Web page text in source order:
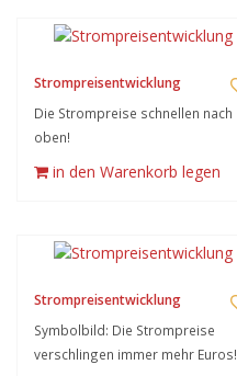
Strompreisentwicklung
Die Strompreise schnellen nach
oben!
in den Warenkorb legen
Strompreisentwicklung
Symbolbild: Die Strompreise
verschlingen immer mehr Euros!